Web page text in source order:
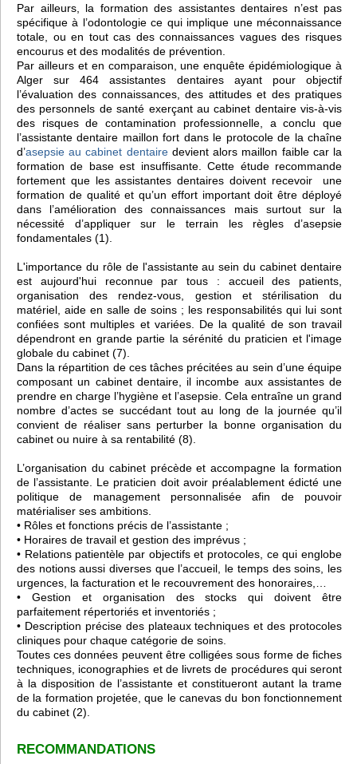
Par ailleurs, la formation des assistantes dentaires n’est pas
spécifique à l’odontologie ce qui implique une méconnaissance
totale, ou en tout cas des connaissances vagues des risques
encourus et des modalités de prévention.
Par ailleurs et en comparaison, une enquête épidémiologique à
Alger sur 464 assistantes dentaires ayant pour objectif
l’évaluation des connaissances, des attitudes et des pratiques
des personnels de santé exerçant au cabinet dentaire vis-à-vis
des risques de contamination professionnelle, a conclu que
l’assistante dentaire maillon fort dans le protocole de la chaîne
d’asepsie au cabinet dentairedevient alors maillon faible car la
formation de base est insuffisante. Cette étude recommande
fortement que les assistantes dentaires doivent recevoir une
formation de qualité et qu’un effort important doit être déployé
dans l’amélioration des connaissances mais surtout sur la
nécessité d’appliquer sur le terrain les règles d’asepsie
fondamentales (1).
L'importance du rôle de l'assistante au sein du cabinet dentaire
est aujourd'hui reconnue par tous : accueil des patients,
organisation des rendez-vous, gestion et stérilisation du
matériel, aide en salle de soins ; les responsabilités qui lui sont
confiées sont multiples et variées. De la qualité de son travail
dépendront en grande partie la sérénité du praticien et l'image
globale du cabinet (7).
Dans la répartition de ces tâches précitées au sein d’une équipe
composant un cabinet dentaire, il incombe aux assistantes de
prendre en charge l’hygiène et l’asepsie. Cela entraîne un grand
nombre d’actes se succédant tout au long de la journée qu’il
convient de réaliser sans perturber la bonne organisation du
cabinet ou nuire à sa rentabilité (8).
L’organisation du cabinet précède et accompagne la formation
de l’assistante. Le praticien doit avoir préalablement édicté une
politique de management personnalisée afin de pouvoir
matérialiser ses ambitions.
• Rôles et fonctions précis de l’assistante ;
• Horaires de travail et gestion des imprévus ;
• Relations patientèle par objectifs et protocoles, ce qui englobe
des notions aussi diverses que l’accueil, le temps des soins, les
urgences, la facturation et le recouvrement des honoraires,…
• Gestion et organisation des stocks qui doivent être
parfaitement répertoriés et inventoriés ;
• Description précise des plateaux techniques et des protocoles
cliniques pour chaque catégorie de soins.
Toutes ces données peuvent être colligées sous forme de fiches
techniques, iconographies et de livrets de procédures qui seront
à la disposition de l’assistante et constitueront autant la trame
de la formation projetée, que le canevas du bon fonctionnement
du cabinet (2).
RECOMMANDATIONS